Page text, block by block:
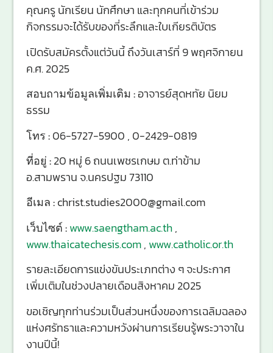
คุณครู นักเรียน นักศึกษา และทุกคนที่เข้าร่วม
กิจกรรมจะได้รับของที่ระลึกและใบเกียรติบัตร
เปิดรับสมัครตั้งแต่วันนี้ ถึงวันเสาร์ที่ 9 พฤศจิกายน
ค.ศ. 2025
สอบถามข้อมูลเพิ่มเติม :อาจารย์สุดหทัย นิยม
ธรรม
โทร :06-5727-5900 , 0-2429-0819
ที่อยู่ :20 หมู่ 6 ถนนเพชรเกษม ต.ท่าข้าม
อ.สามพราน จ.นครปฐม 73110
อีเมล :christ.studies2000@gmail.com
เว็บไซต์ : www.saengtham.ac.th,
www.thaicatechesis.com, www.catholic.or.th
รายละเอียดการแข่งขันประเภทต่าง ๆ จะประกาศ
เพิ่มเติมในช่วงปลายเดือนสิงหาคม 2025
ขอเชิญทุกท่านร่วมเป็นส่วนหนึ่งของการเฉลิมฉลอง
แห่งศรัทธาและความหวังผ่านการเรียนรู้พระวาจาใน
งานปีนี้!